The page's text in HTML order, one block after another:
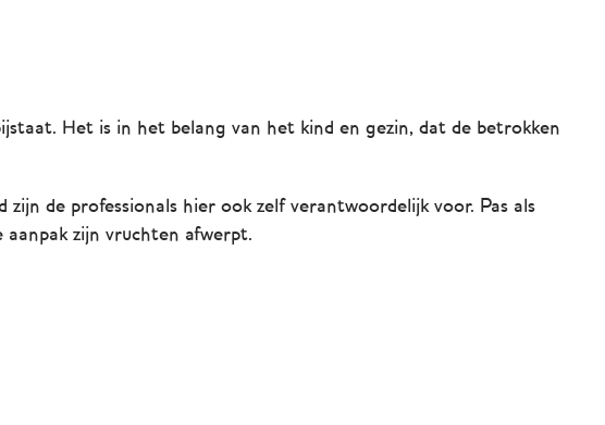
Het is in het belang van het kind en gezin, dat de betrokken
de professionals hier ook zelf verantwoordelijk voor. Pas als
zijn vruchten afwerpt.